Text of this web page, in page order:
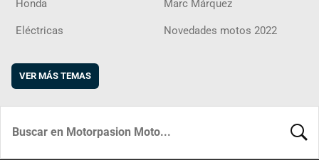
Honda Marc Márquez
Eléctricas Novedades motos 2022
VER MÁS TEMAS